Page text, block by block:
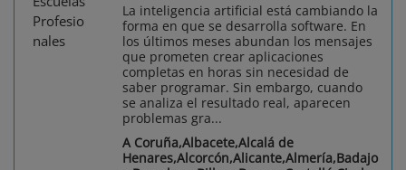
La inteligencia artificial está cambiando la
forma en que se desarrolla software. En
los últimos meses abundan los mensajes
que prometen crear aplicaciones
completas en horas sin necesidad de
saber programar. Sin embargo, cuando
se analiza el resultado real, aparecen
problemas gra...
A Coruña,Albacete,Alcalá de
Henares,Alcorcón,Alicante,Almería,Badajo